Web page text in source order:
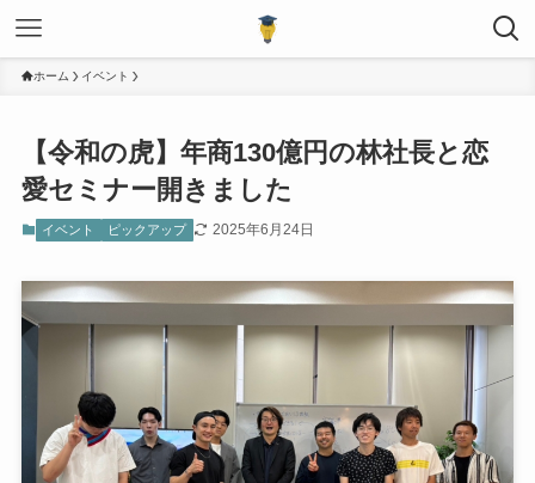
ホーム イベント
【令和の虎】年商130億円の林社長と恋
愛セミナー開きました
イベント ピックアップ 2025年6月24日